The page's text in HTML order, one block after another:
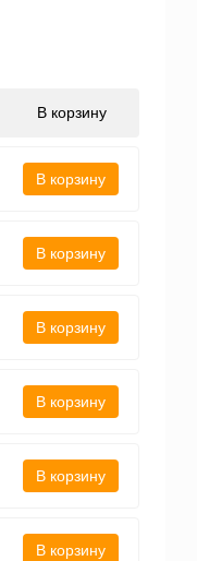
В корзину
В корзину
В корзину
В корзину
В корзину
В корзину
В корзину